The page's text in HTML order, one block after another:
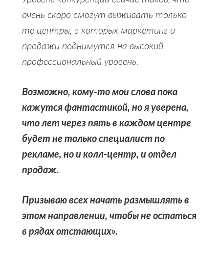
очень скоро смогут выживать только
те центры, в которых маркетинг и
продажи поднимутся на высокий
профессиональный уровень.
Возможно, кому-то мои слова пока
кажутся фантастикой, но я уверена,
что лет через пять в каждом центре
будет не только специалист по
рекламе, но и колл-центр, и отдел
продаж.
Призываю всех начать размышлять в
этом направлении, чтобы не остаться
в рядах отстающих».